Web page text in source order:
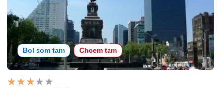
Bol som tam Chcem tam